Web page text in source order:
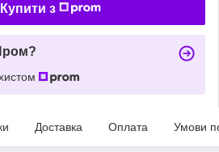
Купити з
Доставка Оплата Умови